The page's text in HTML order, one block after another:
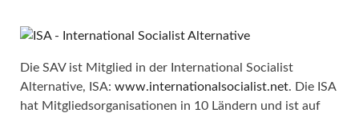
Die SAV ist Mitglied in der International Socialist
Alternative, ISA: www.internationalsocialist.net. Die ISA
hat Mitgliedsorganisationen in 10 Ländern und ist auf